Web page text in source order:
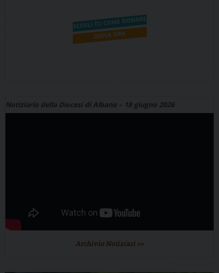
Notiziario della Diocesi di Albano – 18 giugno 2026
Archivio Notiziari >>